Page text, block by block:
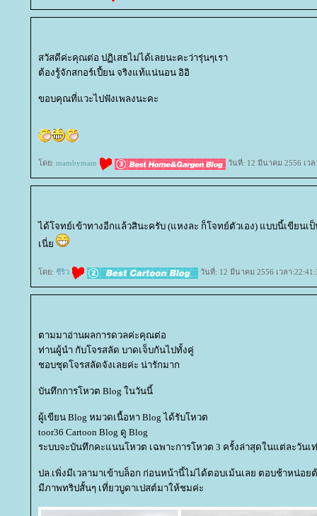
สวัสดีค่ะคุณต่อ ปฏิเสธไม่ได้เลยนะคะว่ารุ่นๆเรา
ต้องรู้จักสกอร์เปี้ยน จริงแท้แน่นอน อิอิ
ขอบคุณที่แวะไปฟังเพลงนะคะ
ดย: mambymam วันที่: 12 มีนาคม 2556 เวล
ได้โจทย์เข้าทางอีกแล้วสินะครับ (แหงละ ก็โจทย์ตัวเอง) แบบนี้เขียน
เนี่
ดย: ชีริว วันที่: 12 มีนาคม 2556 เวลา
ตามมาอ่านผลการดวลค่ะคุณต่อ
ท่านผู้นำ กับโจรสลัด บาดเจ็บกันไปทั้งคู่
ชอบชุดโจรสลัดจังเลยค่ะ น่ารักมาก
บันทึกการโหวต Blog ในวันนี้
ผู้เขียน Blog หมวดเนื้อหา Blog ได้รับโหวต
toor36 Cartoon Blog ดู Blog
ระบบจะบันทึกคะแนนโหวต เฉพาะการโหวต 3 ครั้งล่าสุดในแต่ละวันเ
ปล.เพิ่งมีเวลามาเข้าบล็อก ก่อนหน้านี้ไม่ได้ตอบเม้นเลย ตอบช้าหน่อ
มีภาพทริปสั้นๆ เที่ยวบูดาเปสต์มาให้ชมค่ะ